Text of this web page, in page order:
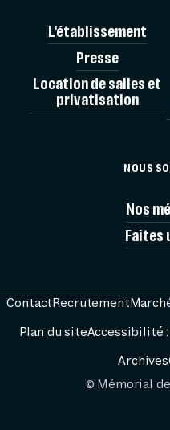
L'établissement
Presse
Location de salles et
privatisation
NOUS
Nos
Faites
© Mémorial
ContactRecrutement
Plan du siteAccessibilité
Archives